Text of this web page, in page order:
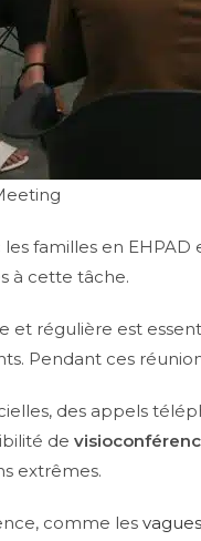
familles en
à cette tâche.
et régulière est
Pendant ces
des appels
de
extrêmes.
comme les